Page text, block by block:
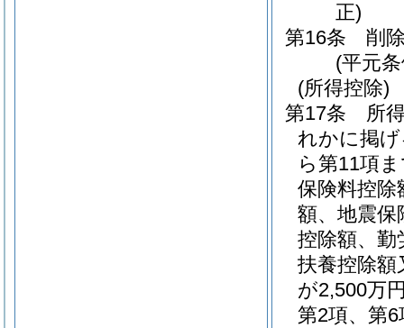
正)
第16条
削
(平元
(所得控除)
第17条
所
れかに掲
ら第11項
保険料控除
額、地震保
控除額、勤
扶養控除額
が2,500万
第2項、第